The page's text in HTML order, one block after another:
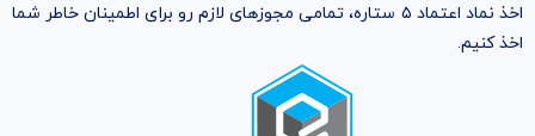
اخذ نماد اعتماد ۵ ستاره، تمامی مجوز‌های لازم رو برای اطمینان خاطر شما
اخذ کنیم.